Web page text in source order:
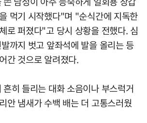
먹기 시작했다"며 "순식간에 지독한
로 퍼졌다"고 당시 상황을 전했다. 심
까지 벗고 앞좌석에 발을 올리는 등
간 것으로 알려졌다.
히 들리는 대화 소음이나 부스럭거
안 냄새가 수백 배는 더 고통스러웠